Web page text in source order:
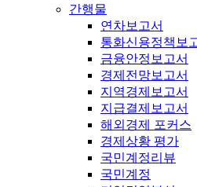
간행물
연차보고서
통화신용정책보
금융안정보고서
경제전망보고서
지역경제보고서
지급결제보고서
해외경제 포커스
경제상황 평가
국민계정리뷰
국민계정